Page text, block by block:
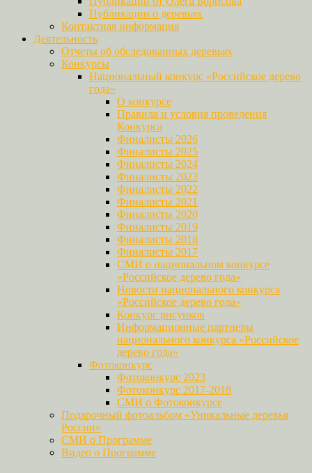
Публикации о деревьях
Контактная информация
Деятельность
Отчеты об обследованных деревьях
Конкурсы
Национальный конкурс «Российское дерево
года»
О конкурсе
Правила и условия проведения
Конкурса
Финалисты 2026
Финалисты 2025
Финалисты 2024
Финалисты 2023
Финалисты 2022
Финалисты 2021
Финалисты 2020
Финалисты 2019
Финалисты 2018
Финалисты 2017
СМИ о национальном конкурсе
«Российское дерево года»
Новости национального конкурса
«Российское дерево года»
Конкурс рисунков
Информационные партнеры
национального конкурса «Российское
дерево года»
Фотоконкурс
Фотоконкурс 2023
Фотоконкурс 2017-2018
СМИ о Фотоконкурсе
Подарочный фотоальбом «Уникальные деревья
России»
СМИ о Программе
Видео о Программе